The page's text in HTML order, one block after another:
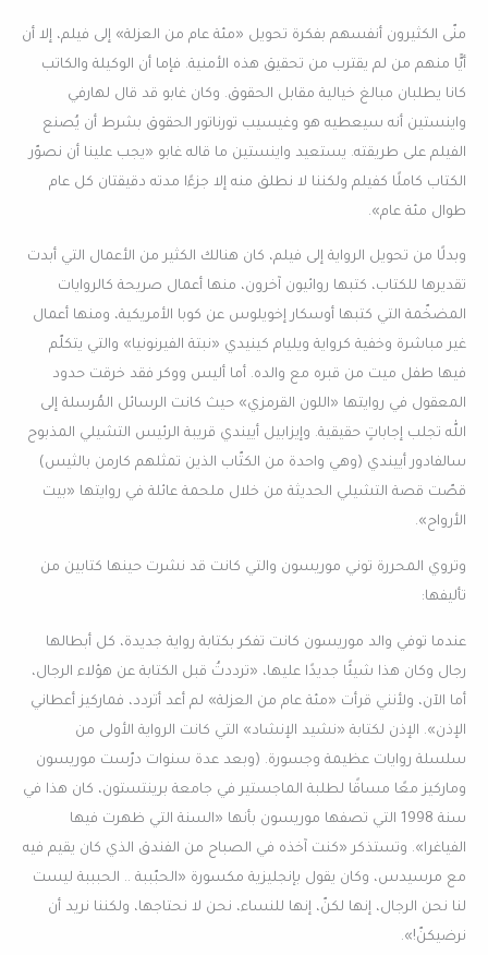
منّى الكثيرون أنفسهم بفكرة تحويل «مئة عام من العزلة» إلى فيلم، إلا أن
أيًّا منهم من لم يقترب من تحقيق هذه الأمنية. فإما أن الوكيلة والكاتب
كانا يطلبان مبالغ خيالية مقابل الحقوق. وكان غابو قد قال لهارفي
واينستين أنه سيعطيه هو وغيسيب تورناتور الحقوق بشرط أن يُصنع
الفيلم على طريقته. يستعيد واينستين ما قاله غابو «يجب علينا أن نصوّر
الكتاب كاملًا كفيلم ولكننا لا نطلق منه إلا جزءًا مدته دقيقتان كل عام
طوال مئة عام».
وبدلًا من تحويل الرواية إلى فيلم، كان هنالك الكثير من الأعمال التي أبدت
تقديرها للكتاب، كتبها روائيون آخرون، منها أعمال صريحة كالروايات
المضخّمة التي كتبها أوسكار إخويلوس عن كوبا الأمريكية، ومنها أعمال
غير مباشرة وخفية كرواية ويليام كينيدي «نبتة الفيرنونيا» والتي يتكلّم
فيها طفل ميت من قبره مع والده. أما أليس ووكر فقد خرقت حدود
المعقول في روايتها «اللون القرمزي» حيث كانت الرسائل المُرسلة إلى
الله تجلب إجاباتٍ حقيقية. وإيزابيل أييندي قريبة الرئيس التشيلي المذبوح
سالفادور أييندي (وهي واحدة من الكتّاب الذين تمثلهم كارمن بالثيس)
قصّت قصة التشيلي الحديثة من خلال ملحمة عائلة في روايتها «بيت
الأرواح».
وتروي المحررة توني موريسون والتي كانت قد نشرت حينها كتابين من
تأليفها:
عندما توفي والد موريسون كانت تفكر بكتابة رواية جديدة، كل أبطالها
رجال وكان هذا شيئًا جديدًا عليها، «ترددتُ قبل الكتابة عن هؤلاء الرجال،
أما الآن، ولأنني قرأت «مئة عام من العزلة» لم أعد أتردد، فماركيز أعطاني
الإذن». الإذن لكتابة «نشيد الإنشاد» التي كانت الرواية الأولى من
سلسلة روايات عظيمة وجسورة. (وبعد عدة سنوات درّست موريسون
وماركيز معًا مساقًا لطلبة الماجستير في جامعة برينتستون، كان هذا في
سنة 1998 التي تصفها موريسون بأنها «السنة التي ظهرت فيها
الفياغرا». وتستذكر «كنت آخذه في الصباح من الفندق الذي كان يقيم فيه
مع مرسيدس، وكان يقول بإنجليزية مكسورة «الحبّببة .. الحبببة ليست
لنا نحن الرجال، إنها لكنّ، إنها للنساء، نحن لا نحتاجها، ولكننا نريد أن
نرضيكنّ!».